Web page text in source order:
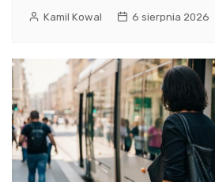
Kamil Kowal 6 sierpnia 2026